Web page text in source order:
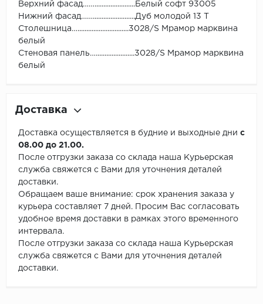
Верхний фасад…….......................Белый софт 93005
Нижний фасад……........................Дуб молодой 13 Т
Столешница….............................3028/S Мрамор марквина
белый
Стеновая панель…......................3028/S Мрамор марквина
белый
Доставка
Доставка осуществляется в будние и выходные дни с
08.00 до 21.00.
После отгрузки заказа со склада наша Курьерская
служба свяжется с Вами для уточнения деталей
доставки.
Обращаем ваше внимание: срок хранения заказа у
курьера составляет 7 дней. Просим Вас согласовать
удобное время доставки в рамках этого временного
интервала.
После отгрузки заказа со склада наша Курьерская
служба свяжется с Вами для уточнения деталей
доставки.